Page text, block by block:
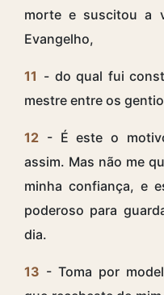
morte e suscitou a
Evangelho,
11 - do qual fui
mestre entre os
12 - É este o
assim. Mas não me
minha confiança, e
poderoso para
dia.
13 - Toma por